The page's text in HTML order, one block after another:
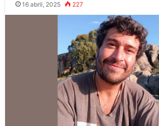
16 abril, 2025 227